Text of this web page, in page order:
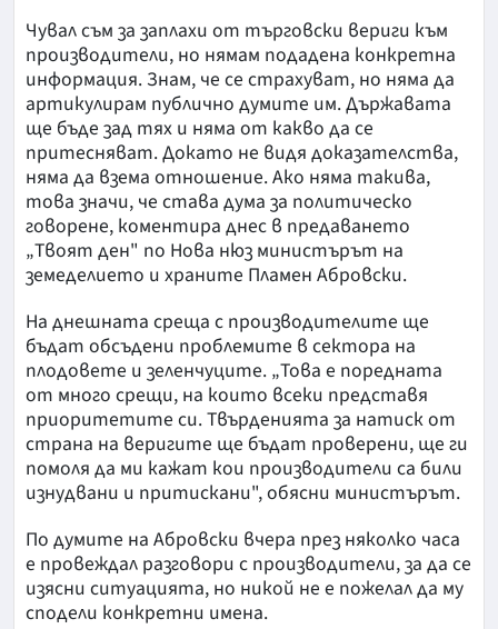
Чувал съм за заплахи от търговски вериги към
производители, но нямам подадена конкретна
информация. Знам, че се страхуват, но няма да
артикулирам публично думите им. Държавата
ще бъде зад тях и няма от какво да се
притесняват. Докато не видя доказателства,
няма да взема отношение. Ако няма такива,
това значи, че става дума за политическо
говорене, коментира днес в предаването
„Твоят ден" по Нова нюз министърът на
земеделието и храните Пламен Абровски.
На днешната среща с производителите ще
бъдат обсъдени проблемите в сектора на
плодовете и зеленчуците. „Това е поредната
от много срещи, на които всеки представя
приоритетите си. Твърденията за натиск от
страна на веригите ще бъдат проверени, ще ги
помоля да ми кажат кои производители са били
изнудвани и притискани", обясни министърът.
По думите на Абровски вчера през няколко часа
е провеждал разговори с производители, за да се
изясни ситуацията, но никой не е пожелал да му
сподели конкретни имена.